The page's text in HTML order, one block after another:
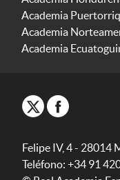
Academia
Academia
Academia
Felipe IV, 4 - 28014
Teléfono: +34 91